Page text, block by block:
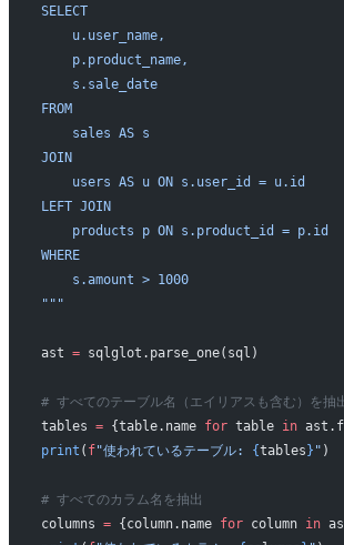
SELECT
    u.user_name,
    p.product_name,
    s.sale_date
FROM
    sales AS s
JOIN
    users AS u ON s.user_id = u.id
LEFT JOIN
    products p ON s.product_id = p.id
WHERE
    s.amount > 1000
"""
ast = sqlglot.parse_one(sql)
# すべてのテーブル名（エイリアスも含む）を抽
tables = {table.name for table in
print ( f"使われているテーブル: {tables} " )
# すべてのカラム名を抽出
columns = {column.name for column in